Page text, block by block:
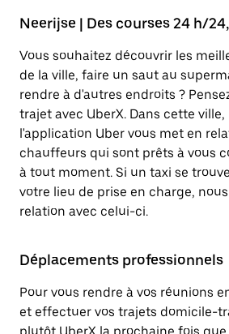
Neerijse | Des courses 24 h/
Vous souhaitez découvrir les
de la ville, faire un saut au
rendre à d'autres endroits ?
trajet avec UberX. Dans cette ville,
l'application Uber vous met en
chauffeurs qui sont prêts à vous
à tout moment. Si un taxi se
votre lieu de prise en charge,
relation avec celui-ci.
Déplacements professionnels
Pour vous rendre à vos réunions
et effectuer vos trajets domicile-